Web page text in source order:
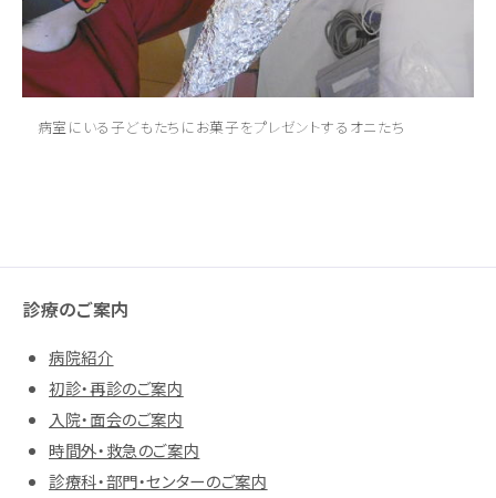
病室にいる子どもたちにお菓子をプレゼントするオニたち
診療のご案内
病院紹介
初診・再診のご案内
入院・面会のご案内
時間外・救急のご案内
診療科・部門・センターのご案内